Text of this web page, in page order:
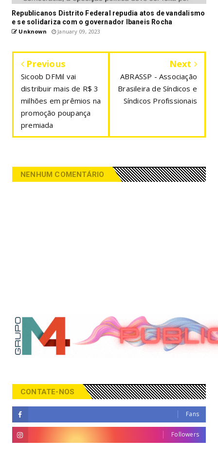
Republicanos Distrito Federal repudia atos de vandalismo
e se solidariza com o governador Ibaneis Rocha
Unknown January 09, 2023
Previous
Sicoob DFMil vai
distribuir mais de R$ 3
milhões em prêmios na
promoção poupança
premiada
Next
ABRASSP - Associação
Brasileira de Síndicos e
Síndicos Profissionais
NENHUM COMENTÁRIO
CONTATE-NOS
Fans
Followers